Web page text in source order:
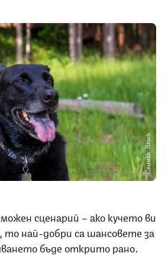
Снимка: iStock
сценарий – ако кучето ви
то най-добри са шансовете за
бъде открито рано.